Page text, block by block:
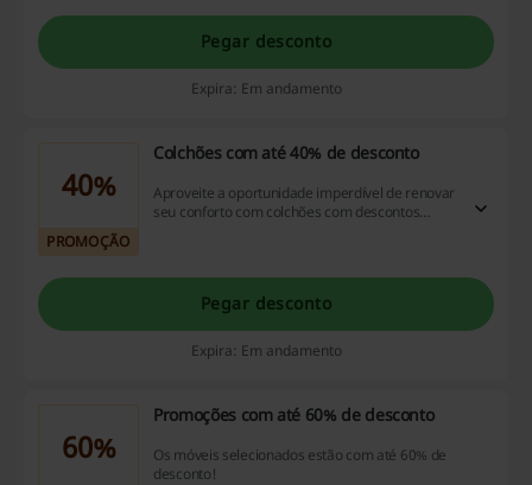
Pegar desconto
Expira: Em andamento
40%
PROMOÇÃO
Colchões com até 40% de desconto
Aproveite a oportunidade imperdível de renovar
seu conforto com colchões com descontos
Pegar desconto
Expira: Em andamento
60%
Promoções com até 60% de desconto
Os móveis selecionados estão com até 60% de
desconto!